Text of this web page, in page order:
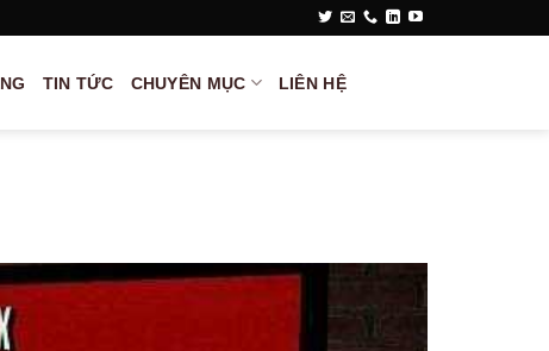
TIN TỨC CHUYÊN MỤC LIÊN HỆ